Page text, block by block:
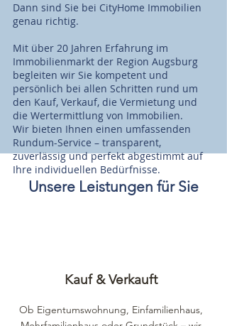
Dann sind Sie bei CityHome Immobilien
genau richtig.
Mit über 20 Jahren Erfahrung im
Immobilienmarkt der Region Augsburg
begleiten wir Sie kompetent und
persönlich bei allen Schritten rund um
den Kauf, Verkauf, die Vermietung und
die Wertermittlung von Immobilien.
Wir bieten Ihnen einen umfassenden
Rundum-Service – transparent,
zuverlässig und perfekt abgestimmt auf
Ihre individuellen Bedürfnisse.
Unsere Leistungen für Sie
Kauf & Verkauft
Ob Eigentumswohnung, Einfamilienhaus,